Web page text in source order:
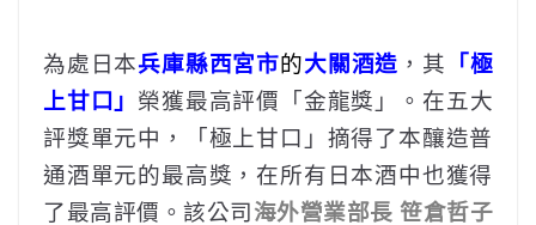
為處日本兵庫縣西宮市的大關酒造 ，其 「極
上甘口」 榮獲最高評價「金龍獎」。在五大
評獎單元中，「極上甘口」摘得了本釀造普
通酒單元的最高獎，在所有日本酒中也獲得
了最高評價。該公司海外營業部長 笹倉哲子